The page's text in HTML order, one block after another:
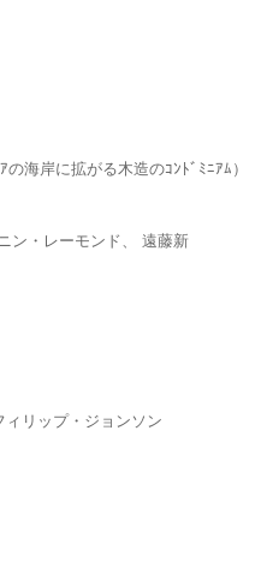
海岸に拡がる木造のｺﾝﾄﾞﾐﾆｱﾑ）
ン・レーモンド、 遠藤新
リップ・ジョンソン